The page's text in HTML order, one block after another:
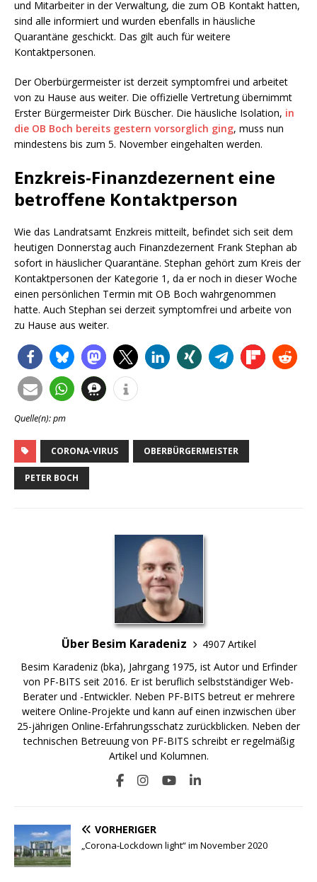
und Mitarbeiter in der Verwaltung, die zum OB Kontakt hatten,
sind alle informiert und wurden ebenfalls in häusliche
Quarantäne geschickt. Das gilt auch für weitere
Kontaktpersonen.
Der Oberbürgermeister ist derzeit symptomfrei und arbeitet
von zu Hause aus weiter. Die offizielle Vertretung übernimmt
Erster Bürgermeister Dirk Büscher. Die häusliche Isolation, in
die OB Boch bereits gestern vorsorglich ging, muss nun
mindestens bis zum 5. November eingehalten werden.
Enzkreis-Finanzdezernent eine
betroffene Kontaktperson
Wie das Landratsamt Enzkreis mitteilt, befindet sich seit dem
heutigen Donnerstag auch Finanzdezernent Frank Stephan ab
sofort in häuslicher Quarantäne. Stephan gehört zum Kreis der
Kontaktpersonen der Kategorie 1, da er noch in dieser Woche
einen persönlichen Termin mit OB Boch wahrgenommen
hatte. Auch Stephan sei derzeit symptomfrei und arbeite von
zu Hause aus weiter.
Quelle(n): pm
CORONA-VIRUS OBERBÜRGERMEISTER
PETER BOCH
Über Besim Karadeniz
4907 Artikel
Besim Karadeniz (bka), Jahrgang 1975, ist Autor und Erfinder
von PF-BITS seit 2016. Er ist beruflich selbstständiger Web-
Berater und -Entwickler. Neben PF-BITS betreut er mehrere
weitere Online-Projekte und kann auf einen inzwischen über
25-jährigen Online-Erfahrungsschatz zurückblicken. Neben der
technischen Betreuung von PF-BITS schreibt er regelmäßig
Artikel und Kolumnen.
VORHERIGER
„Corona-Lockdown light“ im November 2020